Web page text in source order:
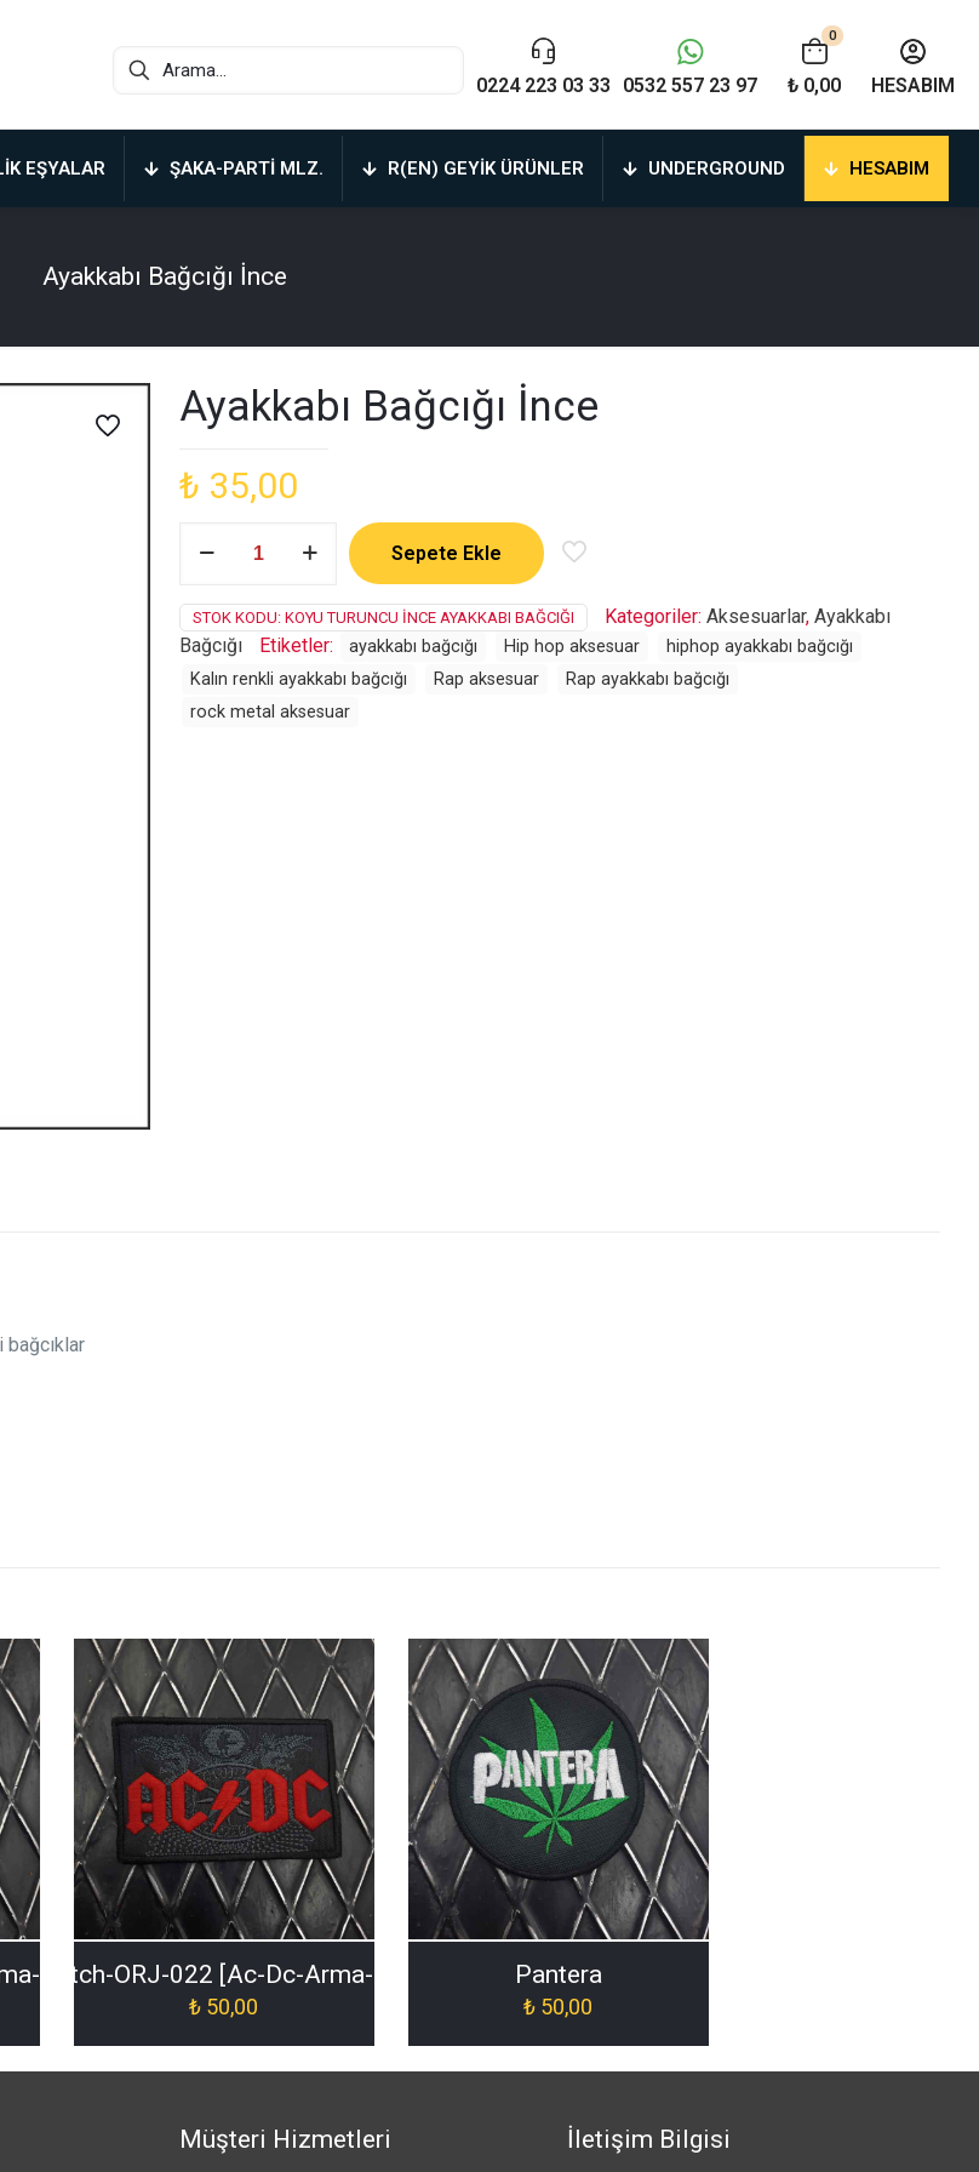
0224 223 03 33 0532 557 23 97
0
₺ 0,00 HESABIM
EŞYALAR ŞAKA-PARTI MLZ. R(EN) GEYIK ÜRÜNLER UNDERGROUND HESABIM
Ayakkabı Bağcığı İnce
Ayakkabı Bağcığı İnce
₺ 35,00
Bağcığı
adet
Sepete Ekle
STOK KODU: KOYU TURUNCU İNCE AYAKKABI BAĞCIĞI Kategoriler: Aksesuarlar, Ayakkabı
Bağcığı
Etiketler: ayakkabı bağcığı Hip hop aksesuar
hiphop ayakkabı bağcığı
Kalın renkli ayakkabı bağcığı
Rap aksesuar
Rap ayakkabı bağcığı
rock metal aksesuar
bağcıklar
Patch-ORJ-022 [Ac-Dc-Arma-Patch-ORJ-022]
₺ 50,00
Pantera
₺ 50,00
Müşteri Hizmetleri İletişim Bilgisi